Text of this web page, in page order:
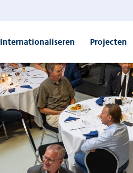
Internationaliseren Projecten